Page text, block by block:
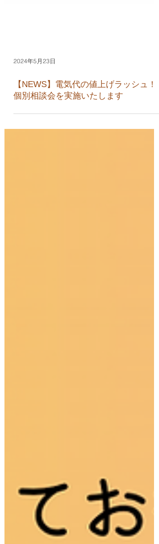
2024年5月23日
【NEWS】電気代の値上げラッシュ！
個別相談会を実施いたします